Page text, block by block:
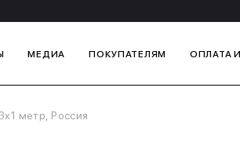
МЕДИА ПОКУПАТЕЛЯМ ОПЛАТА
метр, Россия